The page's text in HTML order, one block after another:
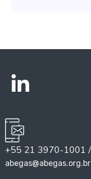
+55 21 3970-1001
abegas@abegas.org.br